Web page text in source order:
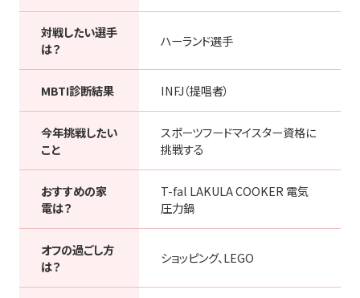
対戦したい選手
は？
ハーランド選手
MBTI診断結果 INFJ（提唱者）
今年挑戦したい
こと
スポーツフードマイスター資格に
挑戦する
おすすめの家
電は？
T-fal LAKULA COOKER 電気
圧力鍋
オフの過ごし方
は？
ショッピング、LEGO